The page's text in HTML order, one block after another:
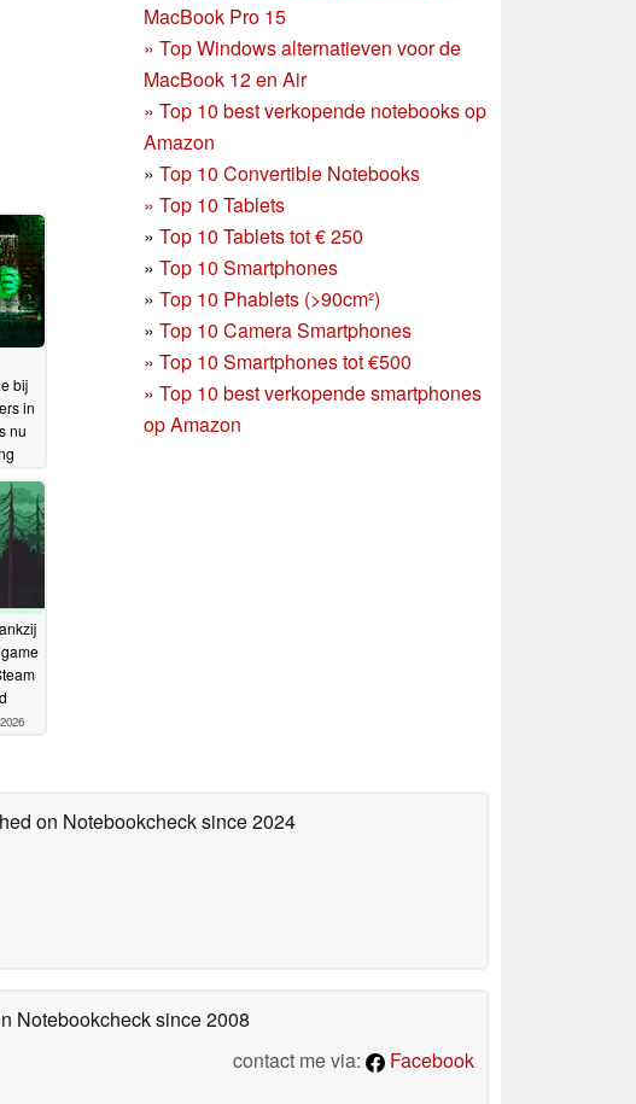
MacBook Pro 15
» Top Windows alternatieven voor de
MacBook 12 en Air
» Top 10 best verkopende notebooks op
Amazon
» Top 10 Convertible Notebooks
» Top 10 Tablets
» Top 10 Tablets tot € 250
» Top 10 Smartphones
» Top 10 Phablets (>90cm²)
» Top 10 Camera Smartphones
» Top 10 Smartphones tot €500
» Top 10 best verkopende smartphones
op Amazon
bij
in
nu
on Notebookchecksince 2024
Notebookchecksince 2008
contact me via:
Facebook